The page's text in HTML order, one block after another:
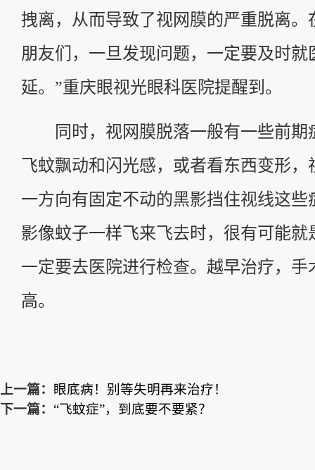
拽离，从而导致了视网膜的严重脱离。
朋友们，一旦发现问题，一定要及时就
延。”重庆眼视光眼科医院提醒到。
同时，视网膜脱落一般有一些前期
飞蚊飘动和闪光感，或者看东西变形，
一方向有固定不动的黑影挡住视线这些
影像蚊子一样飞来飞去时，很有可能就
一定要去医院进行检查。越早治疗，手
高。
上一篇： 眼底病！别等失明再来治疗！
下一篇： “飞蚊症”，到底要不要紧？